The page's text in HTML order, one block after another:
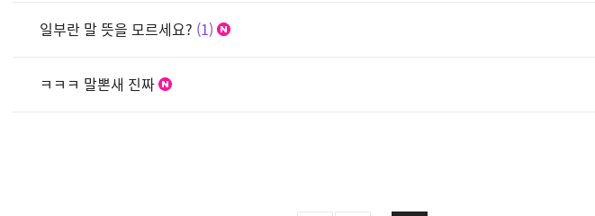
일부란 말 뜻을 모르세요? 1
ㅋㅋㅋ 말뽄새 진짜